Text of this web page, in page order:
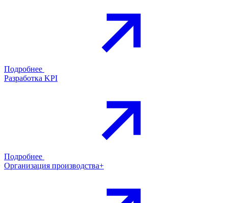
Подробнее
Разработка KPI
Подробнее
Организация производства+